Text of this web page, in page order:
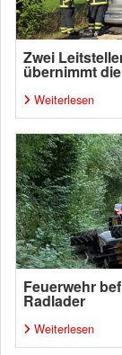
Zwei
übernimmt
Weiterlesen
Feuerwehr
Radlader
Weiterlesen